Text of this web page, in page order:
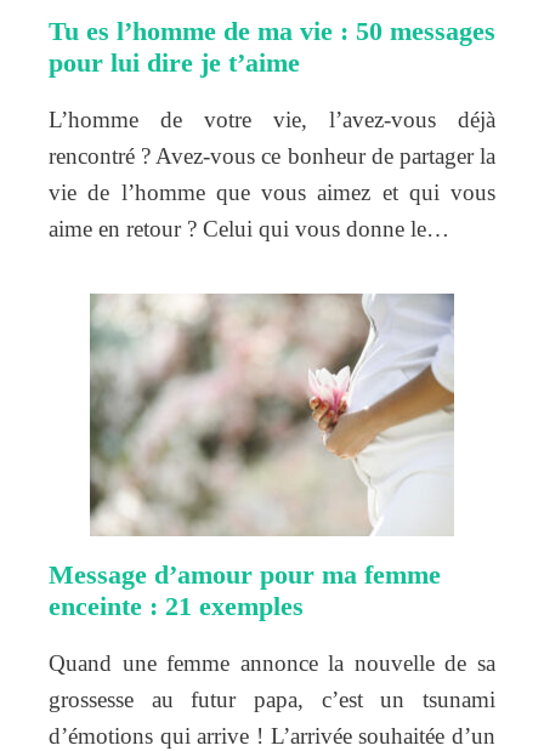
Tu es l’homme de ma vie : 50 messages
pour lui dire je t’aime
L’homme de votre vie, l’avez-vous déjà
rencontré ? Avez-vous ce bonheur de partager la
vie de l’homme que vous aimez et qui vous
aime en retour ? Celui qui vous donne le…
Message d’amour pour ma femme
enceinte : 21 exemples
Quand une femme annonce la nouvelle de sa
grossesse au futur papa, c’est un tsunami
d’émotions qui arrive ! L’arrivée souhaitée d’un